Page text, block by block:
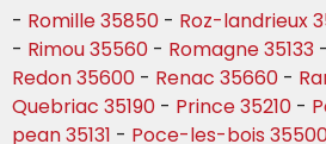
- Romille 35850 - Roz-landrieux
- Rimou 35560 - Romagne 35133 -
Redon 35600 - Renac 35660 -
Quebriac 35190 - Prince 35210 -
pean 35131 - Poce-les-bois